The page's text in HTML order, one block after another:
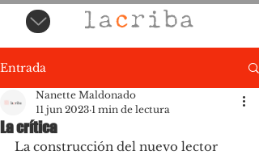
Entrada
La crítica
Nanette Maldonado
11 jun 2023 1 min de lectura
La construcción del nuevo lector